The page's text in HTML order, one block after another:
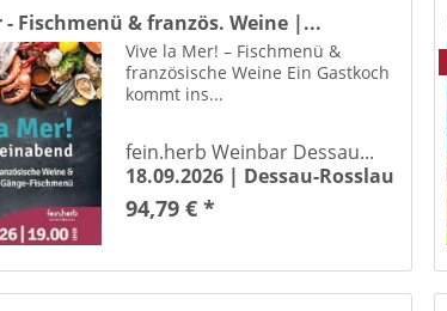
Elbwerk Magdeburg
Halle (Saale)
Leipzig
Deutsch-Sorbisches Volkstheater Bautzen
Hamburg
Erfurt
DORMERO Kongress- und Kulturzentrum Halle (Saale)
- Fischmenü & französ. Weine |...
Vive la Mer! – Fischmenü &
französische Weine Ein Gastkoch
kommt ins...
fein.herb Weinbar Dessau...
18.09.2026 | Dessau-Rosslau
94,79 € *